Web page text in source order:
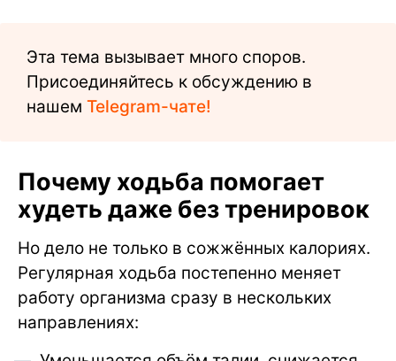
Эта тема вызывает много споров.
Присоединяйтесь к обсуждению в
нашем Telegram-чате!
Почему ходьба помогает
худеть даже без тренировок
Но дело не только в сожжённых калориях.
Регулярная ходьба постепенно меняет
работу организма сразу в нескольких
направлениях: